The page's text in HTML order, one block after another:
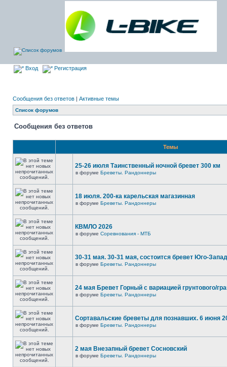
Вход Регистрация
Сообщения без ответов | Активные темы
Список форумов
Сообщения без ответов
Темы
25-26 июля Таинственный ночной бревет 300 км
в форуме Бреветы. Рандоннеры
18 июля. 200-ка карельская магазинная
в форуме Бреветы. Рандоннеры
КВМЛО 2026
в форуме Соревнования - МТБ
30-31 мая. 30-31 мая, состоится бревет Юго-
в форуме Бреветы. Рандоннеры
24 мая Бревет Горный с вариацией грунтового/
в форуме Бреветы. Рандоннеры
Сортавальские бреветы для познавших. 6 июня
в форуме Бреветы. Рандоннеры
2 мая Внезапный бревет Сосновский
в форуме Бреветы. Рандоннеры